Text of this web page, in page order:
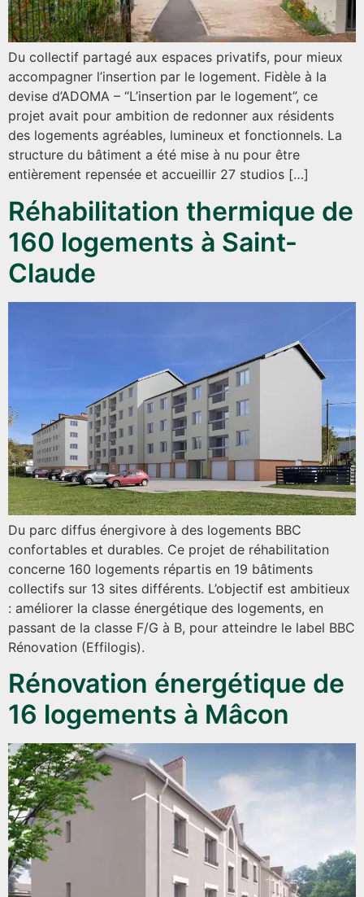
Du collectif partagé aux espaces privatifs, pour mieux
accompagner l’insertion par le logement. Fidèle à la
devise d’ADOMA – “L’insertion par le logement”, ce
projet avait pour ambition de redonner aux résidents
des logements agréables, lumineux et fonctionnels. La
structure du bâtiment a été mise à nu pour être
entièrement repensée et accueillir 27 studios […]
Réhabilitation thermique de
160 logements à Saint-
Claude
Du parc diffus énergivore à des logements BBC
confortables et durables. Ce projet de réhabilitation
concerne 160 logements répartis en 19 bâtiments
collectifs sur 13 sites différents. L’objectif est ambitieux
: améliorer la classe énergétique des logements, en
passant de la classe F/G à B, pour atteindre le label BBC
Rénovation (Effilogis).
Rénovation énergétique de
16 logements à Mâcon